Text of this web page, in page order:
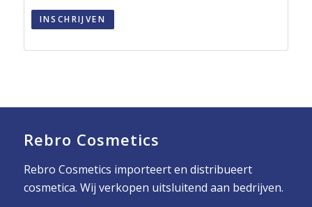
INSCHRIJVEN
Rebro Cosmetics
Rebro Cosmetics importeert en distribueert
cosmetica. Wij verkopen uitsluitend aan bedrijven.